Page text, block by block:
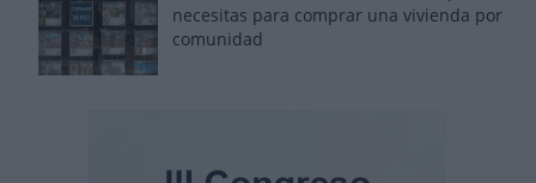
necesitas para comprar una vivienda por
comunidad